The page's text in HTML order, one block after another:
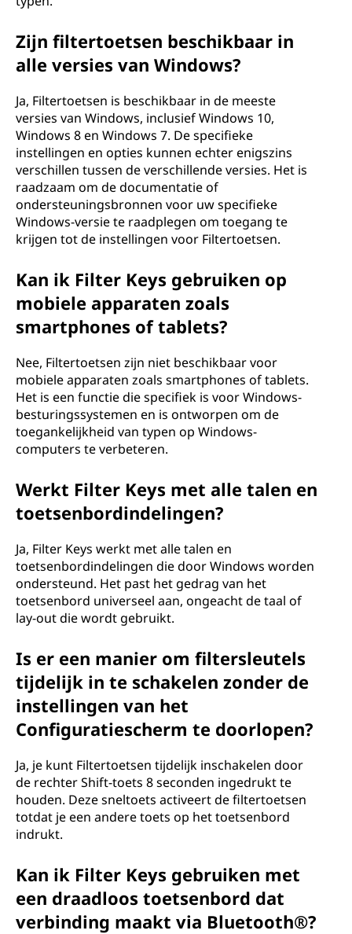
Zijn filtertoetsen beschikbaar in
alle versies van Windows?
Ja, Filtertoetsen is beschikbaar in de meeste
versies van Windows, inclusief Windows 10,
Windows 8 en Windows 7. De specifieke
instellingen en opties kunnen echter enigszins
verschillen tussen de verschillende versies. Het is
raadzaam om de documentatie of
ondersteuningsbronnen voor uw specifieke
Windows-versie te raadplegen om toegang te
krijgen tot de instellingen voor Filtertoetsen.
Kan ik Filter Keys gebruiken op
mobiele apparaten zoals
smartphones of tablets?
Nee, Filtertoetsen zijn niet beschikbaar voor
mobiele apparaten zoals smartphones of tablets.
Het is een functie die specifiek is voor Windows-
besturingssystemen en is ontworpen om de
toegankelijkheid van typen op Windows-
computers te verbeteren.
Werkt Filter Keys met alle talen en
toetsenbordindelingen?
Ja, Filter Keys werkt met alle talen en
toetsenbordindelingen die door Windows worden
ondersteund. Het past het gedrag van het
toetsenbord universeel aan, ongeacht de taal of
lay-out die wordt gebruikt.
Is er een manier om filtersleutels
tijdelijk in te schakelen zonder de
instellingen van het
Configuratiescherm te doorlopen?
Ja, je kunt Filtertoetsen tijdelijk inschakelen door
de rechter Shift-toets 8 seconden ingedrukt te
houden. Deze sneltoets activeert de filtertoetsen
totdat je een andere toets op het toetsenbord
indrukt.
Kan ik Filter Keys gebruiken met
een draadloos toetsenbord dat
verbinding maakt via Bluetooth®?